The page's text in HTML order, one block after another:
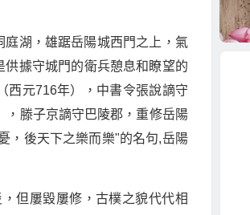
湖，雄踞岳陽城西門之上，氣
據守城門的衛兵憩息和瞭望的
西元716年），中書令張說謫守
，滕子京謫守巴陵郡，重修岳陽
，後天下之樂而樂"的名句,岳陽
但屢毀屢修，古樸之貌代代相